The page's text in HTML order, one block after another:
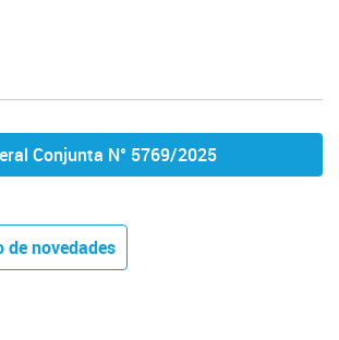
Conjunta N° 5769/2025
novedades